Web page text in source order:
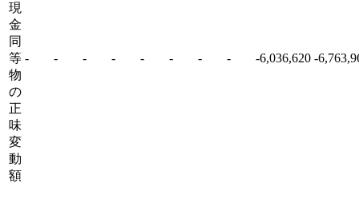
現
金
同
等
物
の
正
味
変
動
額
- - - - - - - - -6,036,620 -